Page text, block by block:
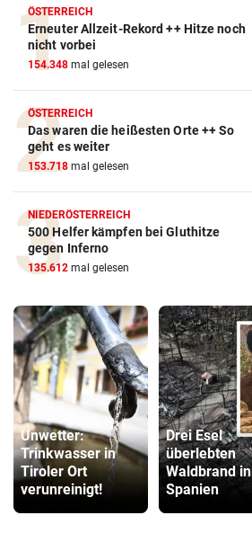
ÖSTERREICH
Erneuter Allzeit-Rekord ++ Hitze noch
nicht vorbei
154.348 mal gelesen
ÖSTERREICH
Das waren die heißesten Orte ++ So
geht es weiter
153.718 mal gelesen
NIEDERÖSTERREICH
500 Helfer kämpfen bei Gluthitze
gegen Inferno
135.612 mal gelesen
Unwetter:
Trinkwasser in
Tiroler Ort
verunreinigt!
Drei Esel
überlebten
Waldbrand in
Spanien